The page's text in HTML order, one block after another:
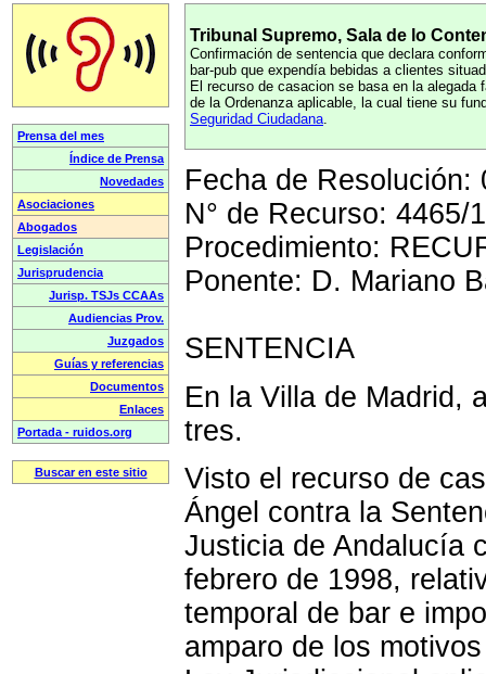
Tribunal Supremo, Sala de lo
Confirmación de sentencia que declara
bar-pub que expendía bebidas a clientes
El recurso de casacion se basa en la
de la Ordenanza aplicable, la cual tiene su
Seguridad Ciudadana.
Fecha de Resolución:
N° de Recurso: 4465/
Procedimiento:
Ponente: D. Mariano
SENTENCIA
En la Villa de Madrid,
tres.
Visto el recurso de
Ángel contra la
Justicia de Andalucía
febrero de 1998,
temporal de bar e
amparo de los